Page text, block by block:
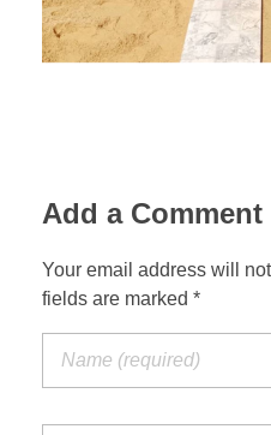
ติดต่อเรา
Add a Comment
Your email address will
fields are marked *